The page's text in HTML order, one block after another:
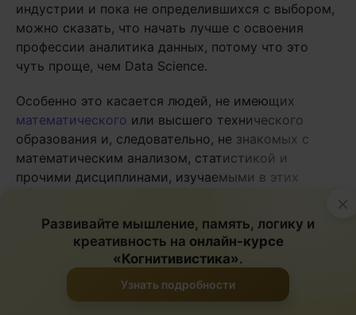
индустрии и пока не определившихся с выбором,
можно сказать, что начать лучше с освоения
профессии аналитика данных, потому что это
чуть проще, чем Data Science.
Особенно это касается людей, не имеющих
математического или высшего технического
образования и, следовательно, не знакомых с
математическим анализом, статистикой и
прочими дисциплинами, изучаемыми в этих
К слову, в приведенной выше подборке есть
интервью с человеком, который закончил
педагогический университет и смог освоить
профессию аналитика данных настолько хорошо,
×
Развивайте мышление, память, логику и
креативность на онлайн-курсе
«Когнитивистика».
Узнать подробности